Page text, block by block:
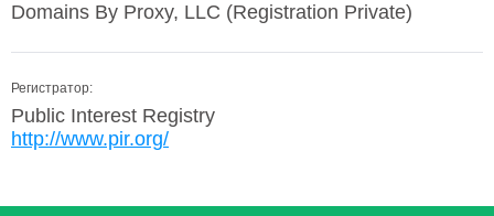
Domains By Proxy, LLC (Registration Private)
Регистратор:
Public Interest Registry
http://www.pir.org/